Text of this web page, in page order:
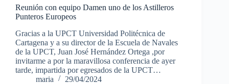
Reunión con equipo Damen uno de los Astilleros
Punteros Europeos
Gracias a la UPCT Universidad Politécnica de
Cartagena y a su director de la Escuela de Navales
de la UPCT, Juan José Hernández Ortega ,por
invitarme a por la maravillosa conferencia de ayer
tarde, impartida por egresados de la UPCT…
maria
29/04/2024